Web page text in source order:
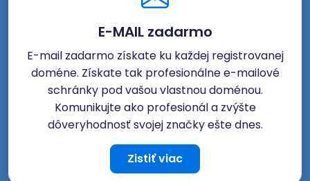
E-MAIL zadarmo
E-mail zadarmo získate ku každej registrovanej
doméne. Získate tak profesionálne e-mailové
schránky pod vašou vlastnou doménou.
Komunikujte ako profesionál a zvýšte
dôveryhodnosť svojej značky ešte dnes.
Zistiť viac